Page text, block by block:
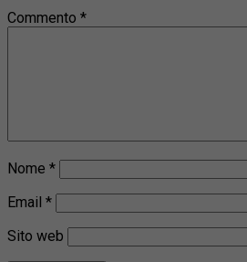
Commento *
Nome *
Email *
Sito web